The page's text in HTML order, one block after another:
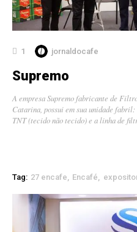
1 jornaldocafe
Supremo
A empresa Supremo fabricante de
Catarina, possui em sua unidade
TNT (tecido não tecido) e a linha de
Tag: 27 encafe Encafé